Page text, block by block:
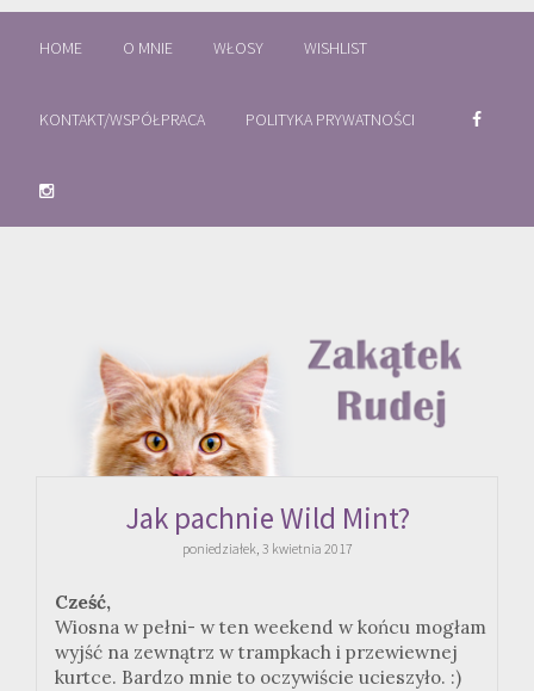
HOME O MNIE WŁOSY WISHLIST
KONTAKT/WSPÓŁPRACA POLITYKA PRYWATNOŚCI
Jak pachnie Wild Mint?
poniedziałek, 3 kwietnia 2017
Cześć,
Wiosna w pełni- w ten weekend w końcu mogłam
wyjść na zewnątrz w trampkach i przewiewnej
kurtce. Bardzo mnie to oczywiście ucieszyło. :)